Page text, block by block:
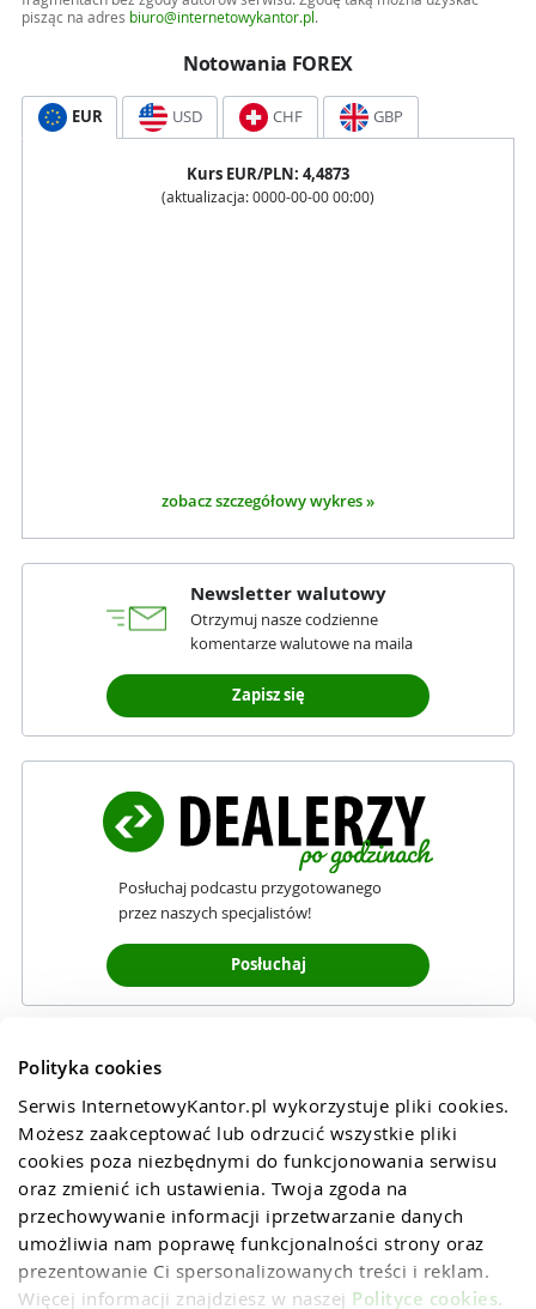
Polityka cookies
Serwis InternetowyKantor.pl wykorzystuje pliki cookies.
Możesz zaakceptować lub odrzucić wszystkie pliki
cookies poza niezbędnymi do funkcjonowania serwisu
oraz zmienić ich ustawienia. Twoja zgoda na
przechowywanie informacji iprzetwarzanie danych
umożliwia nam poprawę funkcjonalności strony oraz
prezentowanie Ci spersonalizowanych treści i reklam.
Więcej informacji znajdziesz w naszej Polityce cookies.
pisząc na adres biuro@internetowykantor.pl .
Notowania FOREX
EUR USD CHF GBP
Kurs EUR/PLN: 4,4873
(aktualizacja: 0000-00-00 00:00)
zobacz szczegółowy wykres »
Newsletter walutowy
Otrzymuj nasze codzienne
komentarze walutowe na maila
Zapisz się
Posłuchaj podcastu przygotowanego
przez naszych specjalistów!
Posłuchaj